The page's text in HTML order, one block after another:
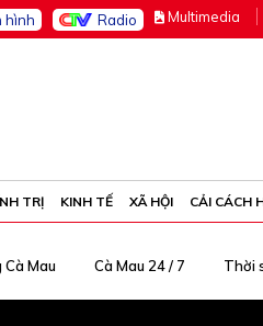
hình Radio Multimedia
TRỊ KINH TẾ XÃ HỘI CẢI CÁCH
Mau Cà Mau 24 / 7 Thời